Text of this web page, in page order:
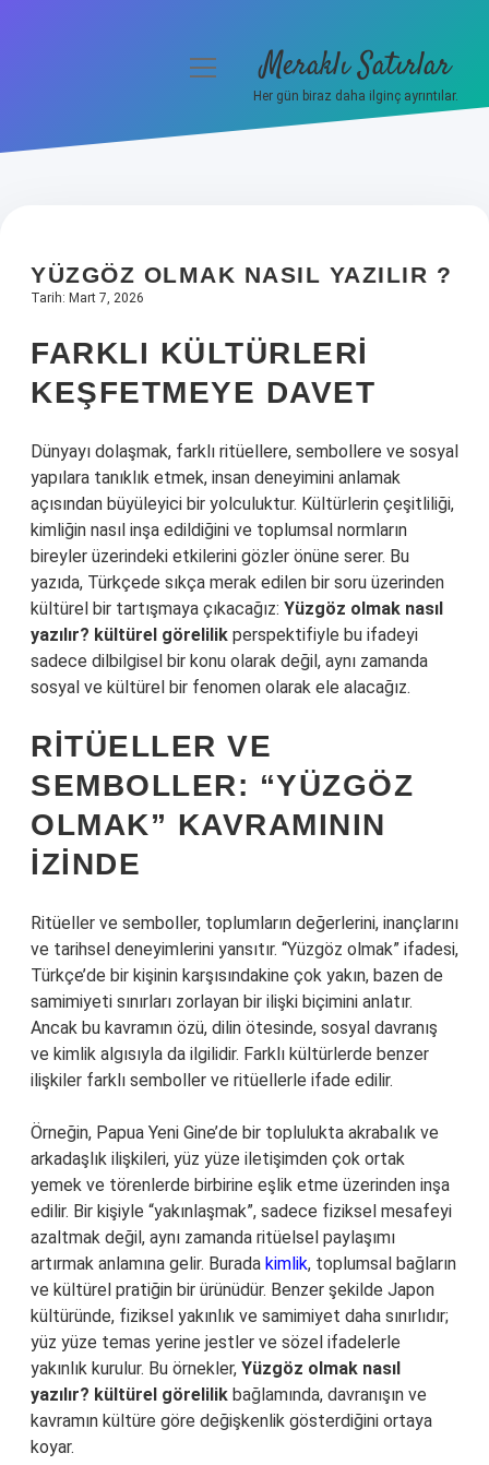
Hakkımızda
menüyü
Meraklı Satırlar
Her gün biraz daha ilginç ayrıntılar.
YÜZGÖZ OLMAK NASIL YAZILIR ?
Tarih: Mart 7, 2026
FARKLI KÜLTÜRLERI
KEŞFETMEYE DAVET
Dünyayı dolaşmak, farklı ritüellere, sembollere ve sosyal
yapılara tanıklık etmek, insan deneyimini anlamak
açısından büyüleyici bir yolculuktur. Kültürlerin çeşitliliği,
kimliğin nasıl inşa edildiğini ve toplumsal normların
bireyler üzerindeki etkilerini gözler önüne serer. Bu
yazıda, Türkçede sıkça merak edilen bir soru üzerinden
kültürel bir tartışmaya çıkacağız: Yüzgöz olmak nasıl
yazılır? kültürel görelilik perspektifiyle bu ifadeyi
sadece dilbilgisel bir konu olarak değil, aynı zamanda
sosyal ve kültürel bir fenomen olarak ele alacağız.
RITÜELLER VE
SEMBOLLER: “YÜZGÖZ
OLMAK” KAVRAMININ
İZINDE
Ritüeller ve semboller, toplumların değerlerini, inançlarını
ve tarihsel deneyimlerini yansıtır. “Yüzgöz olmak” ifadesi,
Türkçe’de bir kişinin karşısındakine çok yakın, bazen de
samimiyeti sınırları zorlayan bir ilişki biçimini anlatır.
Ancak bu kavramın özü, dilin ötesinde, sosyal davranış
ve kimlik algısıyla da ilgilidir. Farklı kültürlerde benzer
ilişkiler farklı semboller ve ritüellerle ifade edilir.
Örneğin, Papua Yeni Gine’de bir toplulukta akrabalık ve
arkadaşlık ilişkileri, yüz yüze iletişimden çok ortak
yemek ve törenlerde birbirine eşlik etme üzerinden inşa
edilir. Bir kişiyle “yakınlaşmak”, sadece fiziksel mesafeyi
azaltmak değil, aynı zamanda ritüelsel paylaşımı
artırmak anlamına gelir. Burada kimlik, toplumsal bağların
ve kültürel pratiğin bir ürünüdür. Benzer şekilde Japon
kültüründe, fiziksel yakınlık ve samimiyet daha sınırlıdır;
yüz yüze temas yerine jestler ve sözel ifadelerle
yakınlık kurulur. Bu örnekler, Yüzgöz olmak nasıl
yazılır? kültürel görelilik bağlamında, davranışın ve
kavramın kültüre göre değişkenlik gösterdiğini ortaya
koyar.